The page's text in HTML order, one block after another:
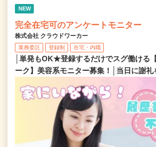
NEW
完全在宅可のアンケートモニター
株式会社 クラウドワーカー
業務委託 登録制 在宅・内職
│単発もOK★登録するだけでスグ働ける
ーク】美容系モニター募集！│当日に謝礼